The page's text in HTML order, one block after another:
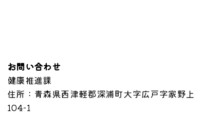
お問い合わせ
健康推進課
住所 ：青森県西津軽郡深浦町大字広戸字家野上
104-1